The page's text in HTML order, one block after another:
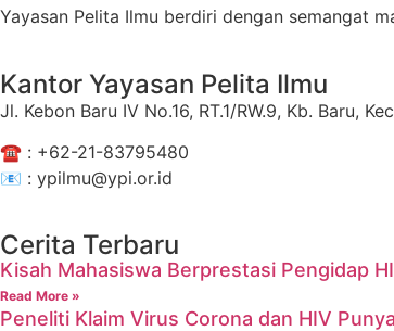
Yayasan Pelita Ilmu berdiri dengan semangat
Kantor Yayasan Pelita Ilmu
Jl. Kebon Baru IV No.16, RT.1/RW.9, Kb. Baru,
☎️ : +62-21-83795480
📧 : ypilmu@ypi.or.id
Cerita Terbaru
Kisah Mahasiswa Berprestasi Pengidap
Read More »
Peneliti Klaim Virus Corona dan HIV